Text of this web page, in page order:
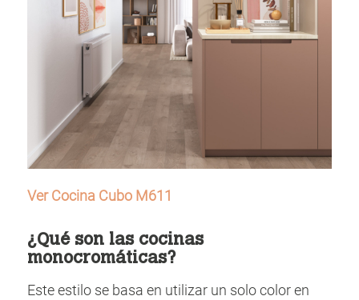
Ver Cocina Cubo M611
¿Qué son las cocinas
monocromáticas?
Este estilo se basa en utilizar un solo color en